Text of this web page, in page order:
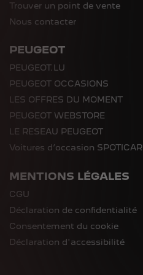
Trouver un point de vente
Nous contacter
PEUGEOT
PEUGEOT.LU
PEUGEOT OCCASIONS
LES OFFRES DU MOMENT
PEUGEOT WEBSTORE
LE RESEAU PEUGEOT
Voitures d’occasion SPOTICAR
MENTIONS LÉGALES
CGU
Déclaration de confidentialité
Consentement du cookie
Déclaration d'accessibilité